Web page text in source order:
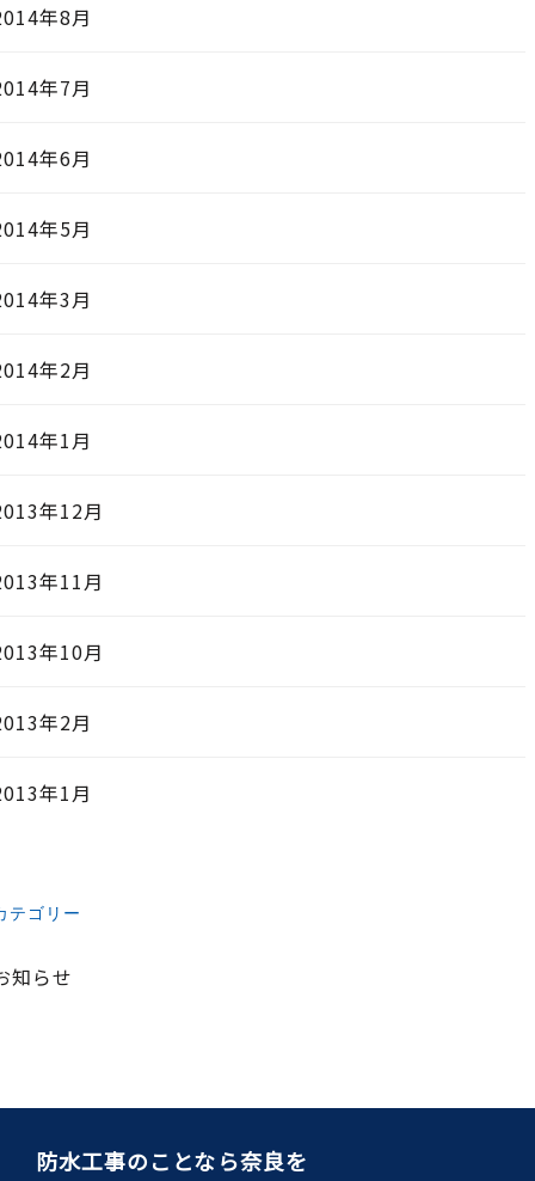
年8月
年7月
年6月
年5月
年3月
年2月
年1月
年12月
年11月
年10月
年2月
年1月
テゴリー
知らせ
防水工事のことなら奈良を